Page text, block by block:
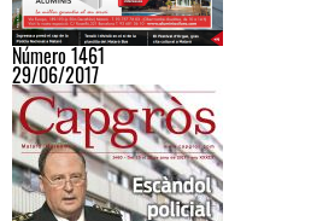
Número 1461
29/06/2017